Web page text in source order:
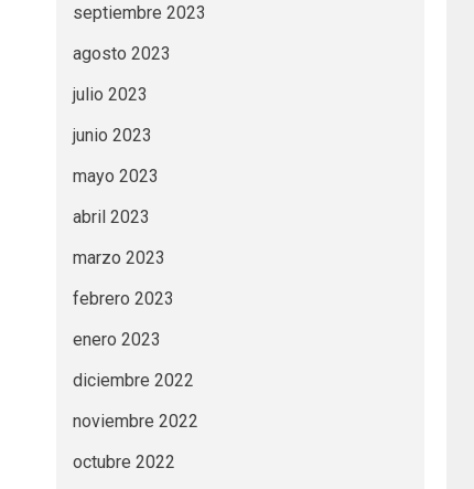
septiembre 2023
agosto 2023
julio 2023
junio 2023
mayo 2023
abril 2023
marzo 2023
febrero 2023
enero 2023
diciembre 2022
noviembre 2022
octubre 2022